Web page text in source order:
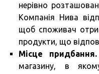
нерівно
Компанія Нива
щоб споживач
продукти, що
Місце придбання.
магазину, в